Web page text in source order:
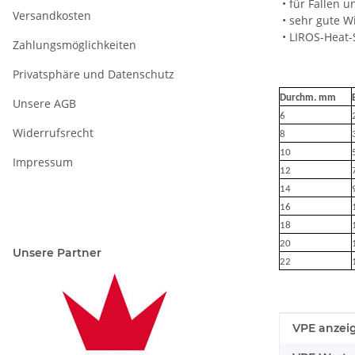
• für Fallen
• sehr gute
• LIROS-
Durchm. mm
6
8
10
12
14
16
18
20
22
Wert
VPE
Versandkosten
Zahlungsmöglichkeiten
Privatsphäre und Datenschutz
Unsere AGB
Widerrufsrecht
Impressum
Unsere Partner